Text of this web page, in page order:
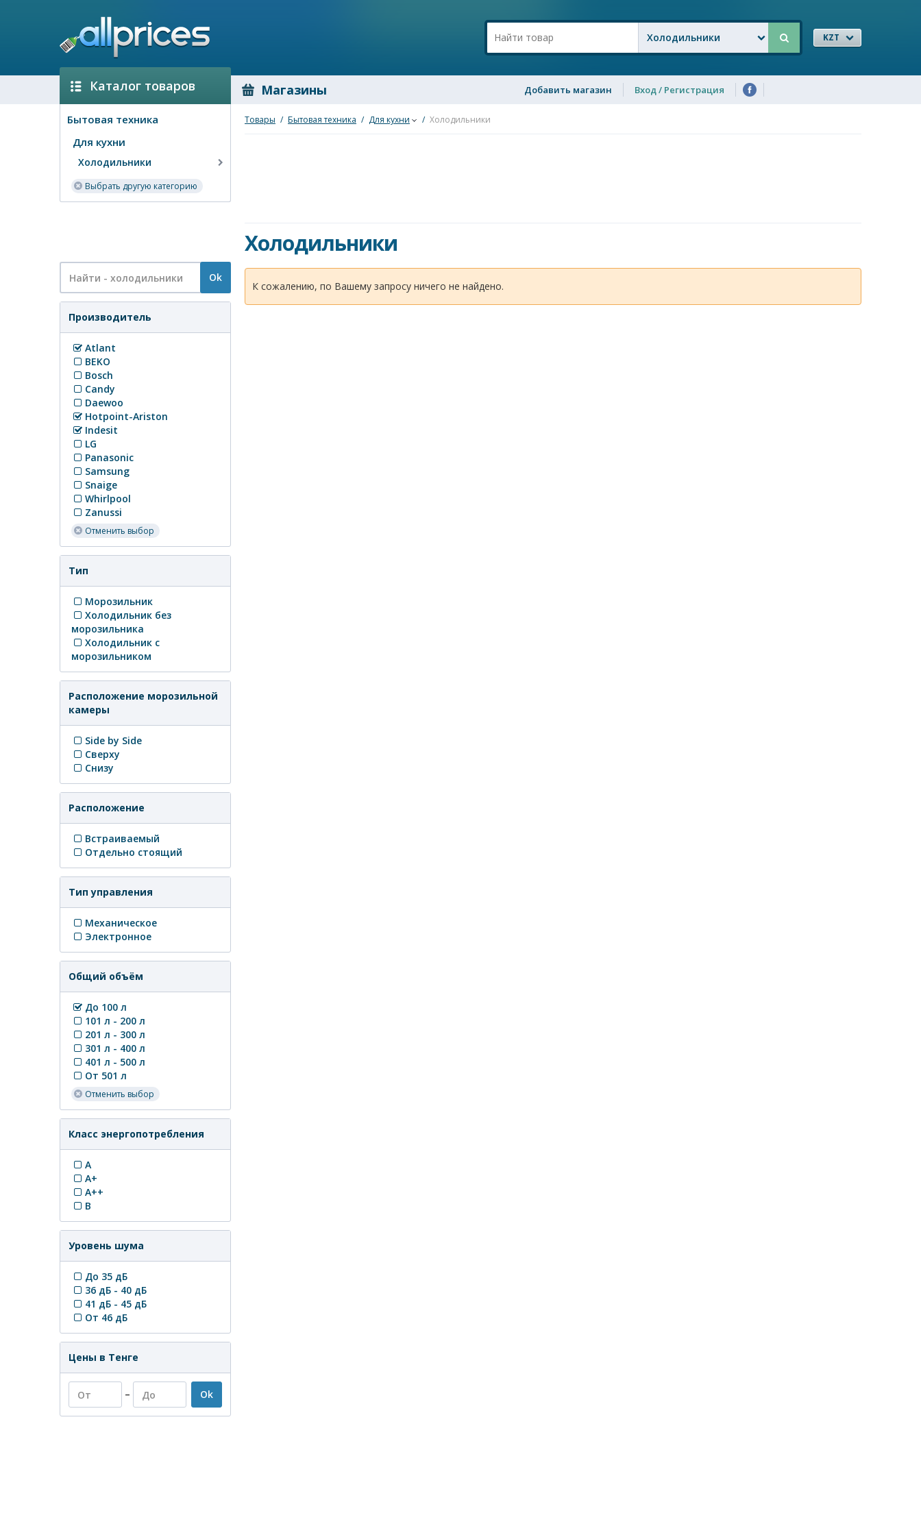
Холодильники KZT
Каталог товаров Магазины Добавить магазин Вход / Регистрация
Бытовая техника
Для кухни
Холодильники
Выбрать другую категорию
Ok
Производитель
Atlant
BEKO
Bosch
Candy
Daewoo
Hotpoint-Ariston
Indesit
LG
Panasonic
Samsung
Snaige
Whirlpool
Zanussi
Отменить выбор
Тип
Морозильник
Холодильник без
морозильника
Холодильник с
морозильником
Расположение морозильной
камеры
Side by Side
Сверху
Снизу
Расположение
Встраиваемый
Отдельно стоящий
Тип управления
Механическое
Электронное
Общий объём
До 100 л
101 л - 200 л
201 л - 300 л
301 л - 400 л
401 л - 500 л
От 501 л
Отменить выбор
Класс энергопотребления
A
A+
A++
B
Уровень шума
До 35 дБ
36 дБ - 40 дБ
41 дБ - 45 дБ
От 46 дБ
Цены в Тенге
– Ok
Товары / Бытовая техника / Для кухни / Холодильники
Холодильники
К сожалению, по Вашему запросу ничего не найдено.